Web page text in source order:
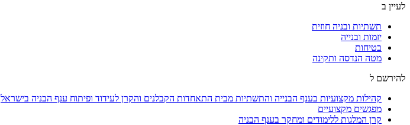
לעיין ב
תשתיות ובניה חוזית
יזמות ובנייה
בטיחות
מטה הנדסה ותקינה
להירשם ל
קהילות מקצועיות בענף הבנייה והתשתיות מבית התאחדות הקבלנים והקרן לעידוד ופיתוח ענף הבניה בישראל
מפגשים מקצועיים
קרן המלגות ללימודים ומחקר בענף הבניה